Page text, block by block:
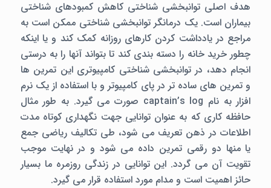
هدف اصلی توانبخشی شناختی کاهش کمبودهای شناختی
بیماران است. یک درمانگر توانبخشی شناختی ممکن است به
مراجع در یادداشت کردن کارهای روزانه کمک کند و یا اینکه
چطور خرید خانه را دسته بندی کند تا بتواند آنها را به درستی
انجام دهد، در توانبخشی شناختی کامپیوتری این تمرین ها
و تمرین های ساده تر در پای کامپیوتر و با استفاده از یک نرم
افزار به نام captain’s log صورت می گیرد. به طور مثال
حافظه کاری که به عنوان توانایی جهت نگهداری کوتاه مدت
اطلاعات در ذهن تعریف می شود، طی تکالیف ریاضی جمع
یا منها دو رقمی تمرین داده می شود و در نهایت موجب
تقویت آن می گردد. این توانایی در زندگی روزمره ما بسیار
حائز اهمیت است و مدام مورد استفاده قرار می گیرد.